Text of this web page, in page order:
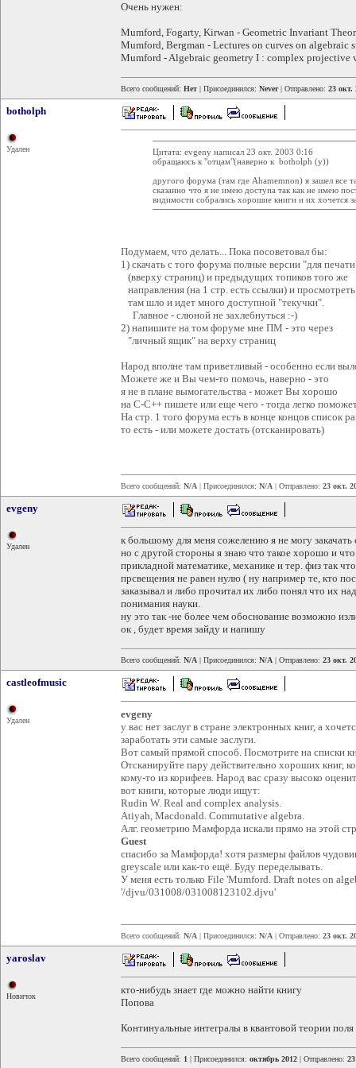
Очень нужен:
Mumford, Fogarty, Kirwan - Geometric Invariant
Mumford, Bergman - Lectures on curves on algebraic
Mumford - Algebraic geometry I : complex projective
Всего сообщений: Нет | Присоединился: Never| Отправлено: 23 окт.
botholph
Удален
Цитата: evgeny написал 23 окт. 2003 0:16
обращаюсь к "отцам"(наверно к botholph (у))
другого форума (там где Ahamemnon) я зашел все
сказанно что я не имею доступа так как не имею
видимости собрались хорошие книги и их хочется
Подумаем, что делать... Пока посоветовал бы:
1) скачать с того форума полные версии "для
(вверху страниц) и предыдущих топиков того же
направления (на 1 стр. есть ссылки) и
там шло и идет много доступной "текучки".
Главное - слюной не захлебнуться :-)
2) напишите на том форуме мне ПМ - это через
"личный ящик" на верху страниц
Народ вполне там приветливый - особенно если
Можете же и Вы чем-то помочь, наверно - это
я не в плане вымогательства - может Вы хорошо
на С-С++ пишете или еще чего - тогда легко
На стр. 1 того форума есть в конце концов список
то есть - или можете достать (отсканировать)
Всего сообщений: N/A | Присоединился: N/A | Отправлено: 23 окт.
evgeny
Удален
к большому для меня сожелению я не могу
но с другой стороны я знаю что такое хорошо и
прикладной математике, механике и тер. физ так
прсвещения не равен нулю ( ну например те, кто
заказывал и либо прочитал их либо понял что их
понимания науки.
ну это так -не более чем обоснование возможно
ок , будет время зайду и напишу
Всего сообщений: N/A | Присоединился: N/A | Отправлено: 23 окт.
castleofmusic
Удален
evgeny
у вас нет заслуг в стране электронных книг, а
заработать эти самые заслуги.
Вот самый прямой способ. Посмотрите на списки
Отсканируйте пару действительно хороших книг,
кому-то из корифеев. Народ вас сразу высоко
вот книги, которые люди ищут:
Rudin W. Real and complex analysis.
Atiyah, Macdonald. Commutative algebra.
Алг. геометрию Мамфорда искали прямо на этой
Guest
спасибо за Мамфорда! хотя размеры файлов
greyscale или как-то ещё. Буду переделывать.
У меня есть только File 'Mumford. Draft notes on
'/djvu/031008/031008123102.djvu'
Всего сообщений: N/A | Присоединился: N/A | Отправлено: 23 окт.
yaroslav
Новичок
кто-нибудь знает где можно найти книгу
Попова
Континуальные интегралы в квантовой теории поля
Всего сообщений: 1 | Присоединился: октябрь 2012 | Отправлено: